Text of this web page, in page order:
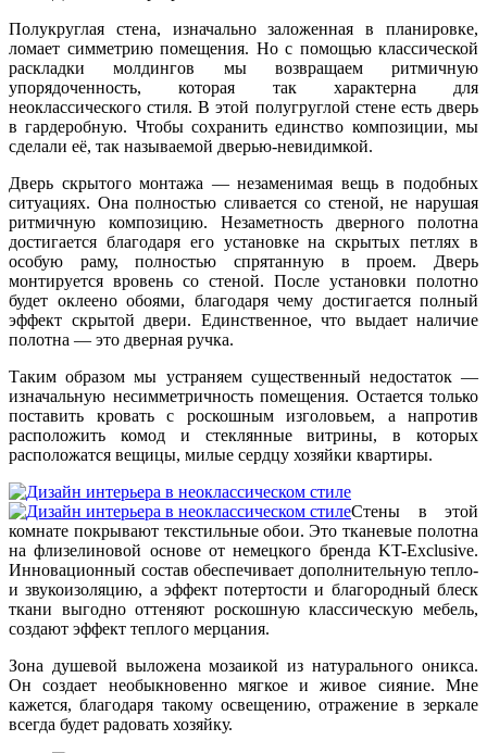
Полукруглая стена, изначально заложенная в планировке,
ломает симметрию помещения. Но с помощью классической
раскладки молдингов мы возвращаем ритмичную
упорядоченность, которая так характерна для
неоклассического стиля. В этой полугруглой стене есть дверь
в гардеробную. Чтобы сохранить единство композиции, мы
сделали её, так называемой дверью-невидимкой.
Дверь скрытого монтажа — незаменимая вещь в подобных
ситуациях. Она полностью сливается со стеной, не нарушая
ритмичную композицию. Незаметность дверного полотна
достигается благодаря его установке на скрытых петлях в
особую раму, полностью спрятанную в проем. Дверь
монтируется вровень со стеной. После установки полотно
будет оклеено обоями, благодаря чему достигается полный
эффект скрытой двери. Единственное, что выдает наличие
полотна — это дверная ручка.
Таким образом мы устраняем существенный недостаток —
изначальную несимметричность помещения. Остается только
поставить кровать с роскошным изголовьем, а напротив
расположить комод и стеклянные витрины, в которых
расположатся вещицы, милые сердцу хозяйки квартиры.
Стены в этой
комнате покрывают текстильные обои. Это тканевые полотна
на флизелиновой основе от немецкого бренда KT-Exclusive.
Инновационный состав обеспечивает дополнительную тепло-
и звукоизоляцию, а эффект потертости и благородный блеск
ткани выгодно оттеняют роскошную классическую мебель,
создают эффект теплого мерцания.
Зона душевой выложена мозаикой из натурального оникса.
Он создает необыкновенно мягкое и живое сияние. Мне
кажется, благодаря такому освещению, отражение в зеркале
всегда будет радовать хозяйку.